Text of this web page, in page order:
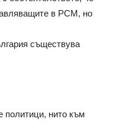
в РСМ, но
съществува
политици, нито към